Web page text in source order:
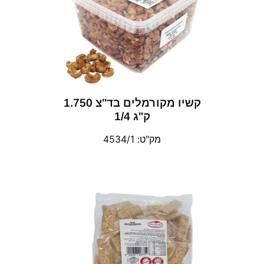
קשיו מקורמלים בד"צ 1.750
ק"ג 1/4
מק"ט: 4534/1